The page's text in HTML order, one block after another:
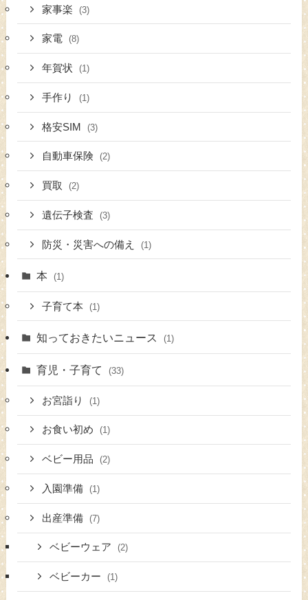
家事楽 (3)
家電 (8)
年賀状 (1)
手作り (1)
格安SIM (3)
自動車保険 (2)
買取 (2)
遺伝子検査 (3)
防災・災害への備え (1)
本 (1)
子育て本 (1)
知っておきたいニュース (1)
育児・子育て (33)
お宮詣り (1)
お食い初め (1)
ベビー用品 (2)
入園準備 (1)
出産準備 (7)
ベビーウェア (2)
ベビーカー (1)